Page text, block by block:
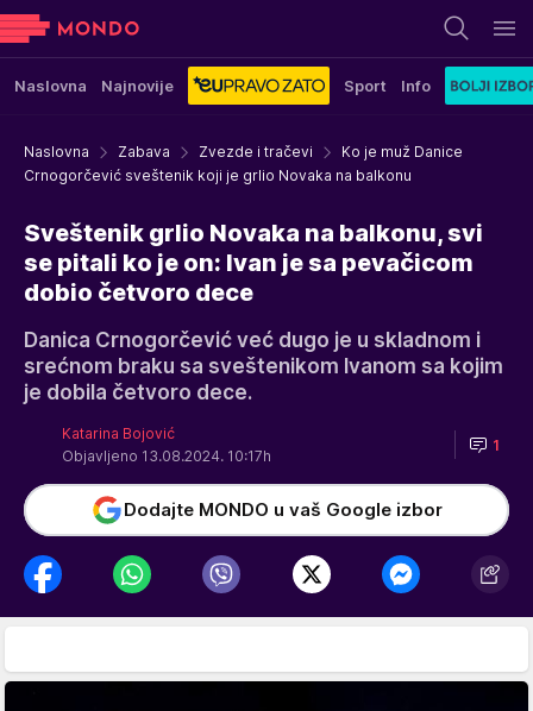
Naslovna Najnovije Sport Info
Naslovna Zabava Zvezde i tračevi
Ko je muž Danice
Crnogorčević sveštenik koji je grlio Novaka na balkonu
Sveštenik grlio Novaka na balkonu, svi
se pitali ko je on: Ivan je sa pevačicom
dobio četvoro dece
Danica Crnogorčević već dugo je u skladnom i
srećnom braku sa sveštenikom Ivanom sa kojim
je dobila četvoro dece.
Katarina Bojović
Objavljeno 13.08.2024. 10:17h
1
Dodajte MONDO u vaš Google izbor